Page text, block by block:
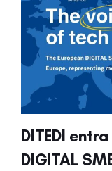
DITEDI
DIGITAL